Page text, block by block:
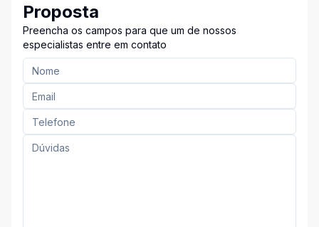
Proposta
Preencha os campos para que um de nossos
especialistas entre em contato